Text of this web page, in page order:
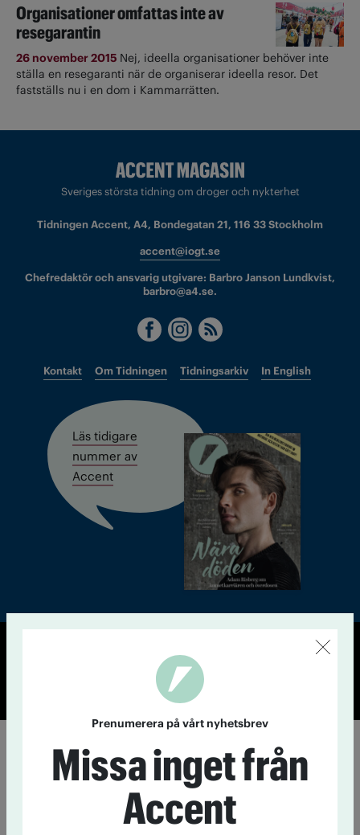
Organisationer omfattas inte av
resegarantin
26 november 2015 Nej, ideella organisationer behöver inte
ställa en resegaranti när de organiserar ideella resor. Det
fastställs nu i en dom i Kammarrätten.
Sveriges största tidning om droger och nykterhet
Tidningen Accent, A4, Bondegatan 21, 116 33 Stockholm
accent@iogt.se
Chefredaktör och ansvarig utgivare: Barbro Janson Lundkvist,
barbro@a4.se.
Kontakt Om Tidningen Tidningsarkiv In English
Läs tidigare
nummer av
Accent
© Tidningen Accent 2026
Personuppgiftspolicy
Prenumerera på vårt nyhetsbrev
Missa inget från
Accent